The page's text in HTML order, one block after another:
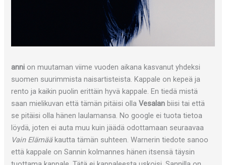
anni on muutaman viime vuoden aikana kasvanut yhdeksi
suomen suurimmista naisartisteista. Kappale on kepeä ja
rento ja kaikin puolin erittäin hyvä kappale. En tiedä mistä
saan mielikuvan että tämän pitäisi ollaVesalan biisi tai että
se pitäisi olla hänen laulamansa. No google ei tuota tietoa
löydä, joten ei auta muu kuin jäädä odottamaan seuraavaa
Vain Elämääkautta tämän suhteen. Warnerin tiedote sanoo
että kappale on Sannin kolmannes hänen itsensä täysin